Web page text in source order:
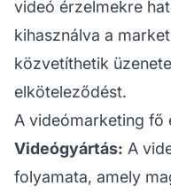
videó érzelmekre
kihasználva a
közvetíthetik
elköteleződést.
A videómarketing fő
Videógyártás: A
folyamata, amely